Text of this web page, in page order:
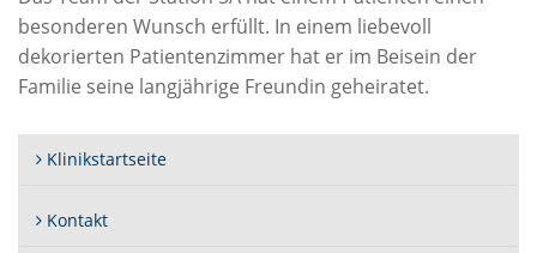
besonderen Wunsch erfüllt. In einem liebevoll
dekorierten Patientenzimmer hat er im Beisein der
Familie seine langjährige Freundin geheiratet.
Klinikstartseite
Kontakt